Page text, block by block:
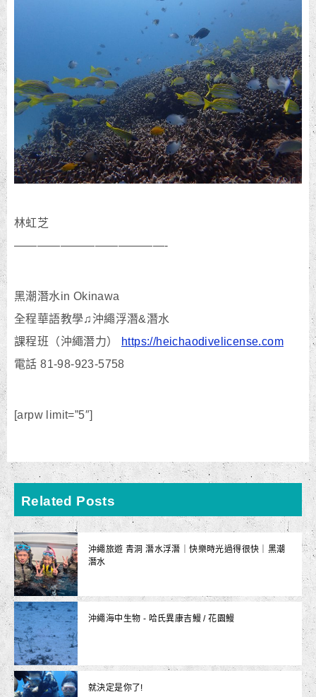
林虹芝
—————————————-
黑潮潛水in Okinawa
全程華語教學♫沖繩浮潛&潛水
課程班（沖繩潛力）
https://heichaodivelicense.com
電話 81-98-923-5758
[arpw limit=”5″]
Related Posts
沖繩旅遊 青洞 潛水浮潛｜快樂時光過得很快｜黑潮
潛水
沖繩海中生物 - 哈氏異康吉鰻 / 花園鰻
就決定是你了!